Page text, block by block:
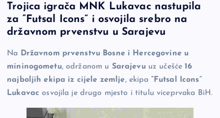
c
e
o
o
k
p
y
n
k
se
n
er
er ar
e
Trojica igrača MNK Lukavac nastupila
za “Futsal Icons” i osvojila srebro na
državnom prvenstvu u Sarajevu
Na Državnom prvenstvu Bosne i Hercegovine u
mininogometu, održanom u Sarajevuuz učešće16
najboljih ekipa iz cijele zemlje, ekipa “Futsal Icons”
Lukavac osvojila je drugo mjesto i titulu viceprvaka BiH.